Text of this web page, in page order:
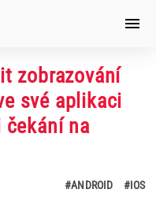
zobrazování
své aplikaci
čekání na
#ANDROID #IOS